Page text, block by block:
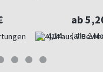
4,14
ab
(alle 2